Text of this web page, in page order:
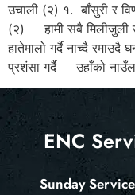
उचाली (२) १. बाँसुरी र
(२) हामी सबै मिलीजुली
हातेमालो गर्दै नाच्दै
प्रशंसा गर्दै उहाँको
ENC
Sunday Service